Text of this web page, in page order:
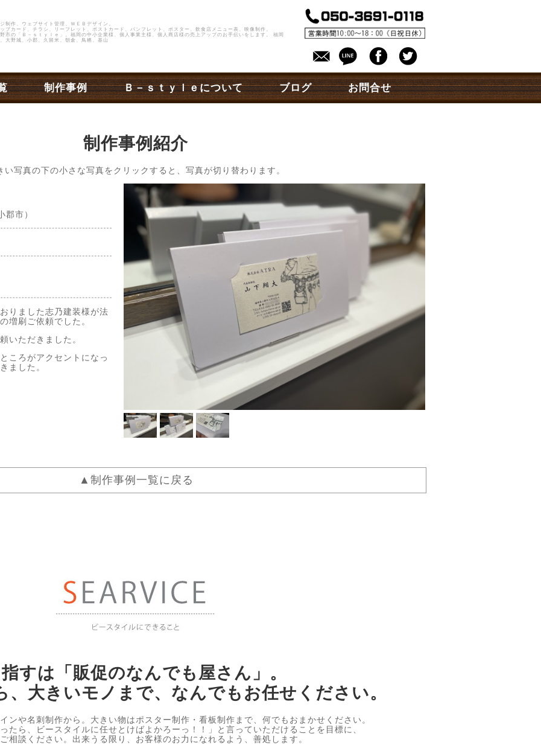
制作、ウェブサイト管理、ＷＥＢデザイン。
プカード、チラシ、リーフレット、ポストカード、パンフレット、ポスター、飲食店メニュー表、映像制作。
市の 「Ｂ－ｓｔｙｌｅ」
。福岡の中小企業様、個人事業主様、個人商店様の売上アップのお手伝いをします。 福岡
大野城、小郡、久留米、朝倉、鳥栖、基山
制作事例 Ｂ－ｓｔｙｌｅについて ブログ お問合せ
制作事例紹介
い写真の下の小さな写真をクリックすると、写真が切り替わります。
郡市）
りました志乃建装様が法
増刷ご依頼でした。
いただきました。
ころがアクセントになっ
ました。
▲制作事例一覧に戻る
指すは「販促のなんでも屋さん」。
、大きいモノまで、なんでもお任せください。
ンや名刺制作から。大きい物はポスター制作・看板制作まで、何でもおまかせください。
たら、ビースタイルに任せとけばよかろーっ！！」と言っていただけることを目標に、
相談ください。出来うる限り、お客様のお力になれるよう、善処します。